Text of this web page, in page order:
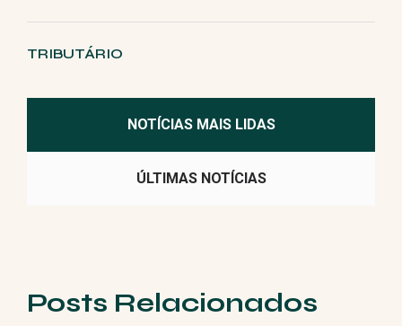
TRIBUTÁRIO
NOTÍCIAS MAIS LIDAS
ÚLTIMAS NOTÍCIAS
Posts Relacionados